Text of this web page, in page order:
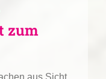
zum
aus Sicht